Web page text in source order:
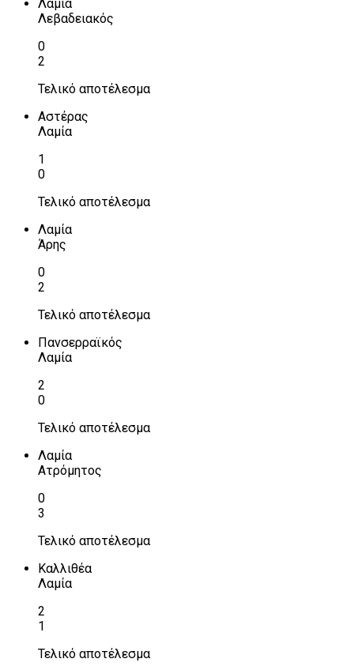
Λαμία
Λεβαδειακός
0
2
Τελικό αποτέλεσμα
Αστέρας
Λαμία
1
0
Τελικό αποτέλεσμα
Λαμία
Άρης
0
2
Τελικό αποτέλεσμα
Πανσερραϊκός
Λαμία
2
0
Τελικό αποτέλεσμα
Λαμία
Ατρόμητος
0
3
Τελικό αποτέλεσμα
Καλλιθέα
Λαμία
2
1
Τελικό αποτέλεσμα